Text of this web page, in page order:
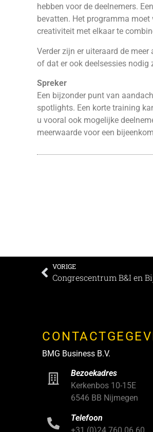
hebben voor de deelnemers.
bevatten. Het programma
creativiteit met elkaar te
Verder zijn er uiteraard de
of dat er ook deelsessies nodig
Spreker
Een bijzonder punt van
spotlights. Een korte training
u vooral ook mogelijke
meerwaarde voor een
VORIGE
BMG Business B.V.
Bezoekadres
Kerkenbos 10-15E
6546 BB Nijmegen
Telefoon
+31 (0)24 760 06 60